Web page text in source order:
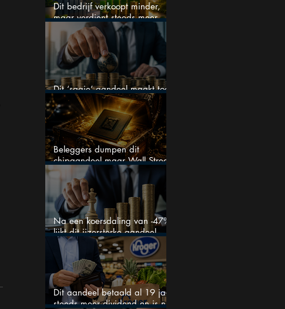
Dit bedrijf verkoopt minder,
maar verdient steeds meer —
hoe lang kan dit sprookje
doorgaan?
Dit ‘saaie’ aandeel maakt toch
bizar veel winst
Beleggers dumpen dit
chipaandeel maar Wall Street
ziet een zeldzame koopkans
Na een koersdaling van -47%
lijkt dit ijzersterke aandeel
aantrekkelijker dan ooit
Dit aandeel betaald al 19 jaar
steeds meer dividend en is nu